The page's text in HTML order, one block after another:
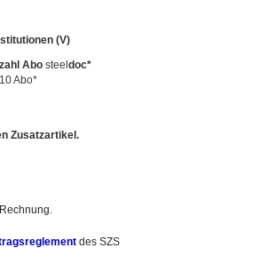
(V)
Abo steeldoc*
Abo*
Zusatzartikel.
des SZS